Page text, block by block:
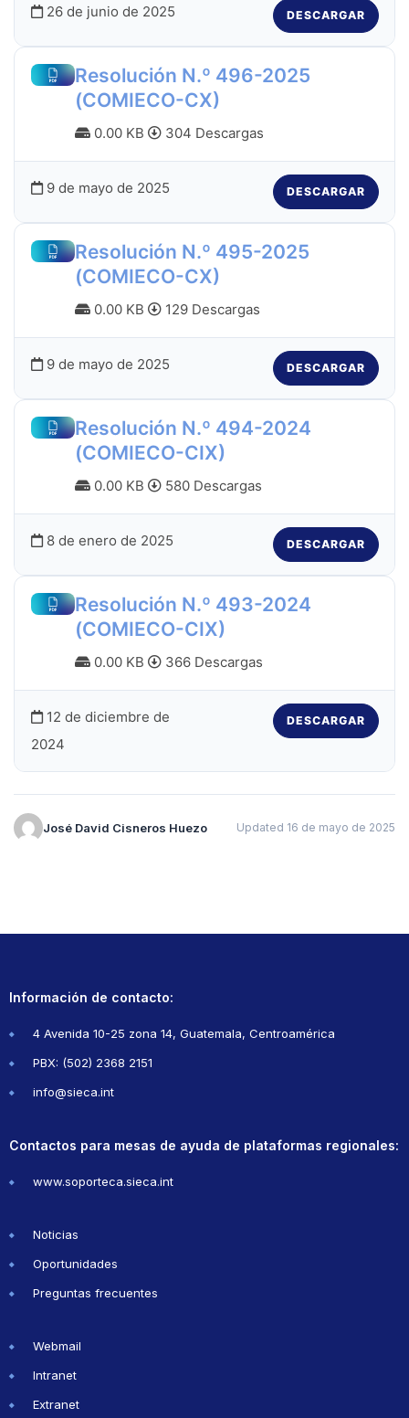
26 de junio de 2025 DESCARGAR
Resolución N.º 496-2025
(COMIECO-CX)
0.00 KB 304 Descargas
9 de mayo de 2025 DESCARGAR
Resolución N.º 495-2025
(COMIECO-CX)
0.00 KB 129 Descargas
9 de mayo de 2025 DESCARGAR
Resolución N.º 494-2024
(COMIECO-CIX)
0.00 KB 580 Descargas
8 de enero de 2025 DESCARGAR
Resolución N.º 493-2024
(COMIECO-CIX)
0.00 KB 366 Descargas
12 de diciembre de
2024
DESCARGAR
José David Cisneros Huezo Updated 16 de mayo de 2025
Información de contacto:
4 Avenida 10-25 zona 14, Guatemala, Centroamérica
PBX: (502) 2368 2151
info@sieca.int
Contactos para mesas de ayuda de plataformas regionales:
www.soporteca.sieca.int
Noticias
Oportunidades
Preguntas frecuentes
Webmail
Intranet
Extranet